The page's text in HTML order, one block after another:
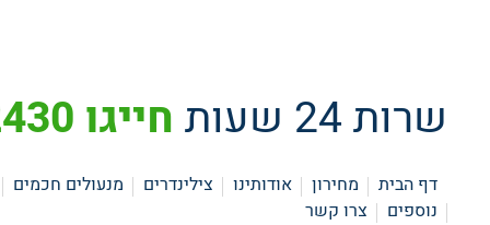
שרות 24 שעות חייגו 073-3742430
דף הבית מחירון אודותינו צילינדרים מנעולים חכמים
נוספים
צרו קשר